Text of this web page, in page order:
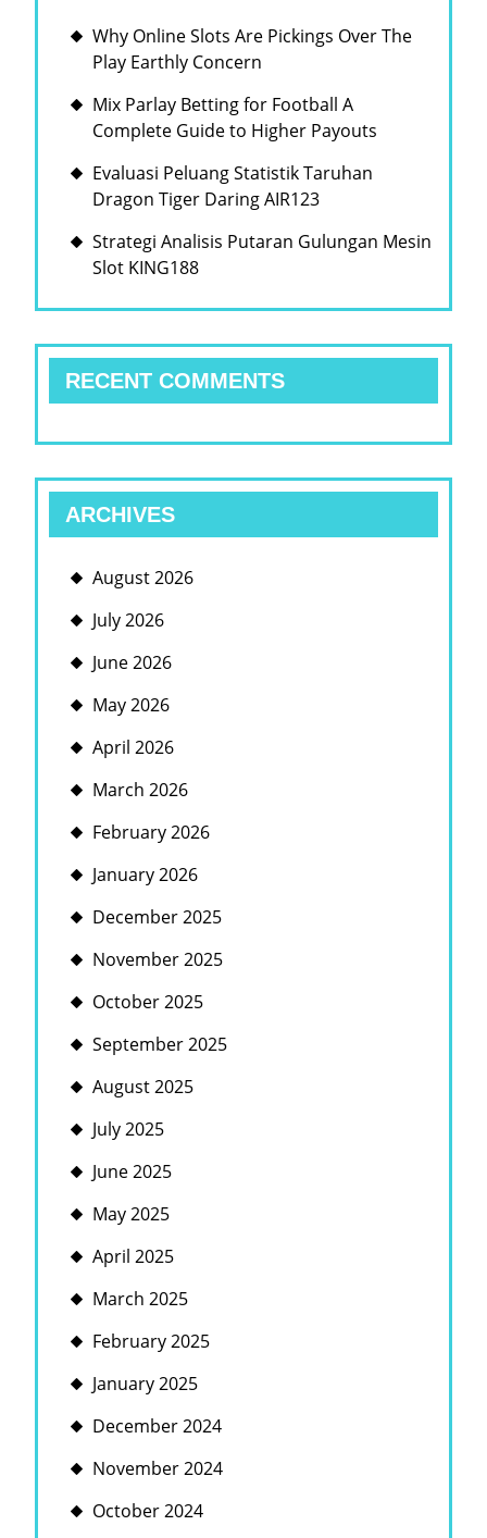
Why Online Slots Are Pickings Over The
Play Earthly Concern
Mix Parlay Betting for Football A
Complete Guide to Higher Payouts
Evaluasi Peluang Statistik Taruhan
Dragon Tiger Daring AIR123
Strategi Analisis Putaran Gulungan Mesin
Slot KING188
RECENT COMMENTS
ARCHIVES
August 2026
July 2026
June 2026
May 2026
April 2026
March 2026
February 2026
January 2026
December 2025
November 2025
October 2025
September 2025
August 2025
July 2025
June 2025
May 2025
April 2025
March 2025
February 2025
January 2025
December 2024
November 2024
October 2024